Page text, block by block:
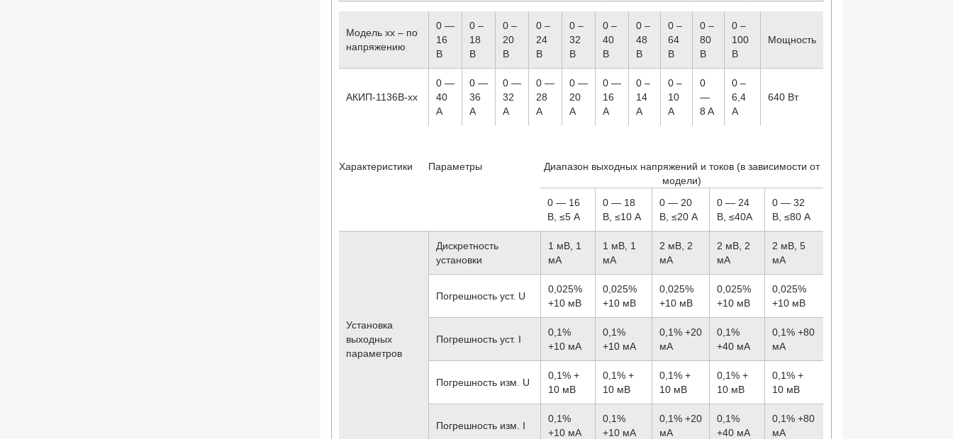
Модель хх – по
напряжению
0 —
16
В
0 –
18
В
0 –
20
В
0 –
24
В
0 –
32
В
0 –
40
В
0 –
48
В
0 –
64
В
0 –
80
В
0 –
100
В
Мощность
АКИП-1136B-xx
0 —
40
A
0 —
36
A
0 —
32
A
0 —
28
A
0 —
20
A
0 —
16
A
0 –
14
A
0 –
10
A
0
—
8 A
0 –
6,4
A
640 Вт
Характеристики Параметры
Диапазон выходных напряжений и токов (в зависимости от
модели)
0 — 16
В, ≤5 А
0 — 18
В, ≤10 А
0 — 20
В, ≤20 А
0 — 24
В, ≤40А
0 — 32
В, ≤80 А
Установка
выходных
параметров
Дискретность
установки
1 мВ, 1
мА
1 мВ, 1
мА
2 мВ, 2
мА
2 мВ, 2
мА
2 мВ, 5
мА
Погрешность уст. U
0,025%
+10 мВ
0,025%
+10 мВ
0,025%
+10 мВ
0,025%
+10 мВ
0,025%
+10 мВ
Погрешность уст. I
0,1%
+10 мА
0,1%
+10 мА
0,1% +20
мА
0,1%
+40 мА
0,1% +80
мА
Погрешность изм. U
0,1% +
10 мВ
0,1% +
10 мВ
0,1% +
10 мВ
0,1% +
10 мВ
0,1% +
10 мВ
Погрешность изм. I
0,1%
+10 мА
0,1%
+10 мА
0,1% +20
мА
0,1%
+40 мА
0,1% +80
мА